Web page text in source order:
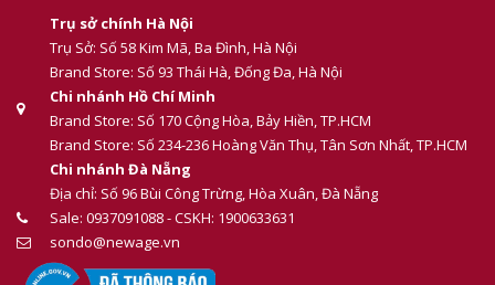
Trụ sở chính Hà Nội
Trụ Sở: Số 58 Kim Mã, Ba Đình, Hà Nội
Brand Store: Số 93 Thái Hà, Đống Đa, Hà Nội
Chi nhánh Hồ Chí Minh
Brand Store: Số 170 Cộng Hòa, Bảy Hiền, TP.HCM
Brand Store: Số 234-236 Hoàng Văn Thụ, Tân Sơn Nhất, TP.HCM
Chi nhánh Đà Nẵng
Địa chỉ: Số 96 Bùi Công Trừng, Hòa Xuân, Đà Nẵng
Sale: 0937091088 - CSKH: 1900633631
sondo@newage.vn